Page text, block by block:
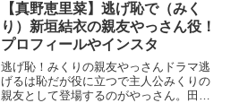
【真野恵里菜】逃げ恥で（みく
り）新垣結衣の親友やっさん役！
プロフィールやインスタ
逃げ恥！みくりの親友やっさんドラマ逃
げるは恥だが役に立つで主人公みくりの
親友として登場するのがやっさん。田中